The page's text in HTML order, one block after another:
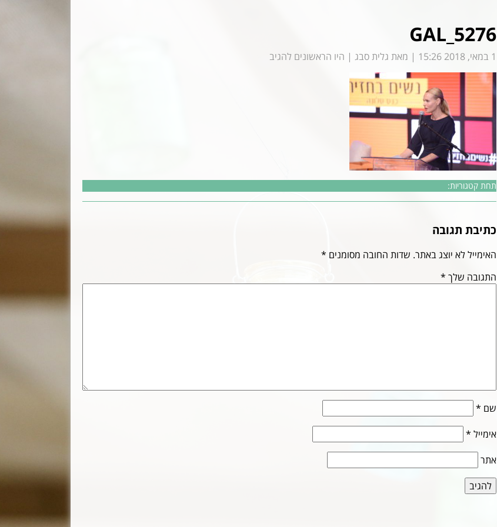
GAL_5276
1 במאי, 2018 15:26 | מאת גלית סבג | היו הראשונים להגיב
תחת קטגוריות:
כתיבת תגובה
האימייל לא יוצג באתר. שדות החובה מסומנים *
התגובה שלך *
שם *
אימייל *
אתר